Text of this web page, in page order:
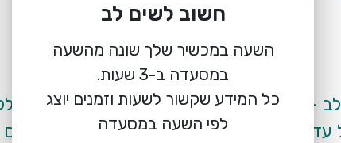
הזמנת מקום
נונו הוד השרון
ז'בוטינסקי 2, הוד השרון
חשוב לשים לב
השעה במכשיר שלך שונה מהשעה
כל המידע שקשור לשעות וזמנים יוצג
לפי השעה במסעדה